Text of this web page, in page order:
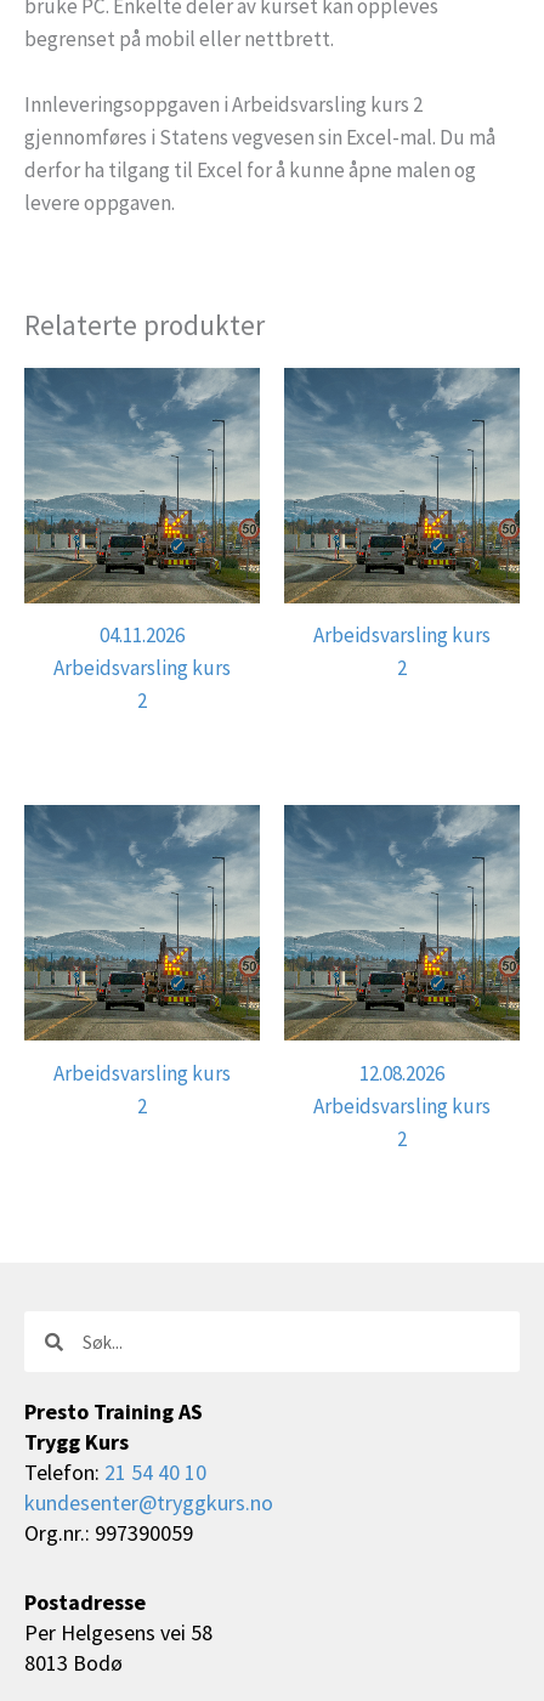
bruke PC. Enkelte deler av kurset kan oppleves
begrenset på mobil eller nettbrett.
Innleveringsoppgaven i Arbeidsvarsling kurs 2
gjennomføres i Statens vegvesen sin Excel-mal. Du må
derfor ha tilgang til Excel for å kunne åpne malen og
levere oppgaven.
Relaterte produkter
04.11.2026
Arbeidsvarsling kurs
2
Arbeidsvarsling kurs
2
Arbeidsvarsling kurs
2
12.08.2026
Arbeidsvarsling kurs
2
Presto Training AS
Trygg Kurs
Telefon: 21 54 40 10
kundesenter@tryggkurs.no
Org.nr.: 997390059
Postadresse
Per Helgesens vei 58
8013 Bodø